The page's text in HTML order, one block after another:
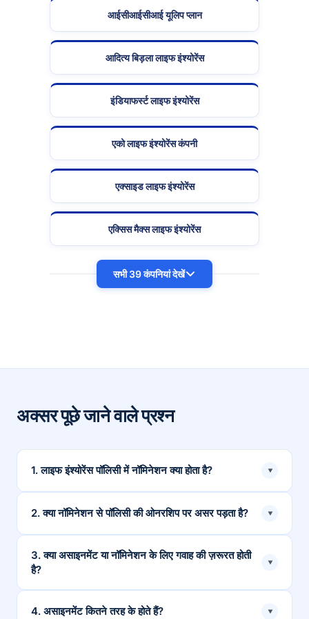
आईसीआईसीआई यूलिप प्लान
आदित्य बिड़ला लाइफ इंश्योरेंस
इंडियाफर्स्ट लाइफ इंश्योरेंस
एको लाइफ इंश्योरेंस कंपनी
एक्साइड लाइफ इंश्योरेंस
एक्सिस मैक्स लाइफ इंश्योरेंस
सभी 39 कंपनियां देखें
अक्सर पूछे जाने वाले प्रश्न
1. लाइफ इंश्योरेंस पॉलिसी में नॉमिनेशन क्या होता है? ▾
लाइफ इंश्योरेंस पॉलिसी में नॉमिनेशन से आप अपनी मौत के बाद लाइफ
2. क्या नॉमिनेशन से पॉलिसी की ओनरशिप पर असर पड़ता है? ▾
नहीं, नॉमिनेशन से पॉलिसी की ओनरशिप पर कोई असर नहीं पड़ता है।
3. क्या असाइनमेंट या नॉमिनेशन के लिए गवाह की ज़रूरत होती
है?
▾
हाँ, असाइनमेंट के लिए गवाह की ज़रूरत होती है, लेकिन नॉमिनेशन के
4. असाइनमेंट कितने तरह के होते हैं? ▾